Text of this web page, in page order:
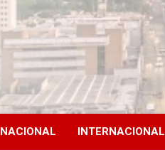
NACIONAL INTERNACIONAL